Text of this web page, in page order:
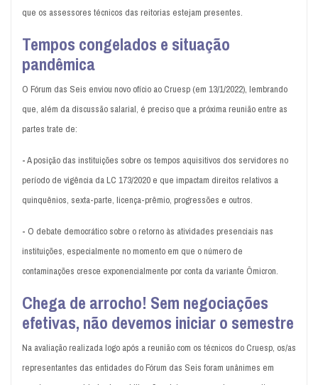
que os assessores técnicos das reitorias estejam presentes.
Tempos congelados e situação
pandêmica
O Fórum das Seis enviou novo ofício ao Cruesp (em 13/1/2022), lembrando
que, além da discussão salarial, é preciso que a próxima reunião entre as
partes trate de:
-A posição das instituições sobre os tempos aquisitivos dos servidores no
período de vigência da LC 173/2020 e que impactam direitos relativos a
quinquênios, sexta-parte, licença-prêmio, progressões e outros.
- O debate democrático sobre o retorno às atividades presenciais nas
instituições, especialmente no momento em que o número de
contaminações cresce exponencialmente por conta da variante Ômicron.
Chega de arrocho! Sem negociações
efetivas, não devemos iniciar o semestre
Na avaliação realizada logo após a reunião com os técnicos do Cruesp, os/as
representantes das entidades do Fórum das Seis foram unânimes em